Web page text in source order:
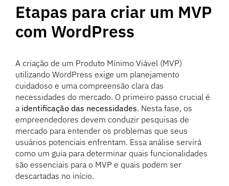
Etapas para criar um MVP
com WordPress
A criação de um Produto Mínimo Viável (MVP)
utilizando WordPress exige um planejamento
cuidadoso e uma compreensão clara das
necessidades do mercado. O primeiro passo crucial é
a identificação das necessidades. Nesta fase, os
empreendedores devem conduzir pesquisas de
mercado para entender os problemas que seus
usuários potenciais enfrentam. Essa análise servirá
como um guia para determinar quais funcionalidades
são essenciais para o MVP e quais podem ser
descartadas no início.